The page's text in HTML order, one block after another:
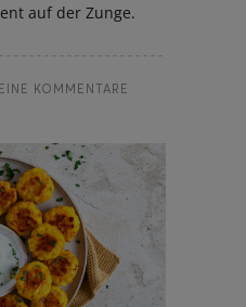
auf der Zunge.
KOMMENTARE